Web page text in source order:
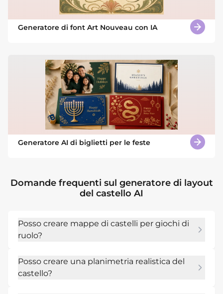
Generatore di font Art Nouveau con IA
Generatore AI di biglietti per le feste
Domande frequenti sul generatore di layout
del castello AI
Posso creare mappe di castelli per giochi di
ruolo?
hai bisogno di un layout a griglia o senza
griglia.
Posso creare una planimetria realistica del
castello?